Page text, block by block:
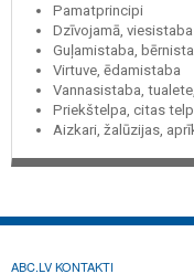
Pamatprincipi
Dzīvojamā, viesistaba
Guļamistaba,
Virtuve, ēdamistaba
Vannasistaba,
Priekštelpa, citas
Aizkari, žalūzijas,
ABC.LV KONTAKTI